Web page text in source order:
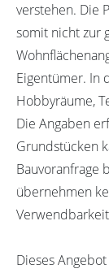
verstehen. Die
somit nicht zur
Eigentümer. In
Hobbyräume,
Die Angaben
Grundstücken
Bauvoranfrage
übernehmen
Dieses